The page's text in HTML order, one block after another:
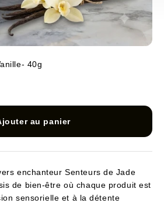
40g
au panier
enchanteur Senteurs de Jade
de bien-être où chaque produit est
sensorielle et à la détente